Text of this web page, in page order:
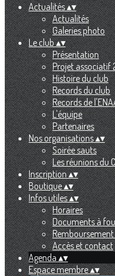
Actualités▴▾
Actualités
Galeries photo
Le club▴▾
Présentation
Projet
Histoire du club
Records du club
Records de
L'équipe
Partenaires
Nos organisations▴▾
Soirée sauts
Les réunions du
Inscription▴▾
Boutique▴▾
Infos utiles▴▾
Horaires
Documents à
Accès et contact
Agenda ▴▾
Espace membre▴▾